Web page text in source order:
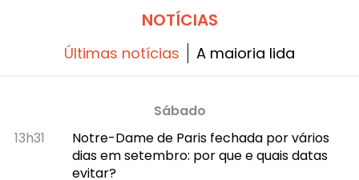
NOTÍCIAS
Últimas notícias A maioria lida
Sábado
13h31
Notre-Dame de Paris fechada por vários
dias em setembro: por que e quais datas
evitar?